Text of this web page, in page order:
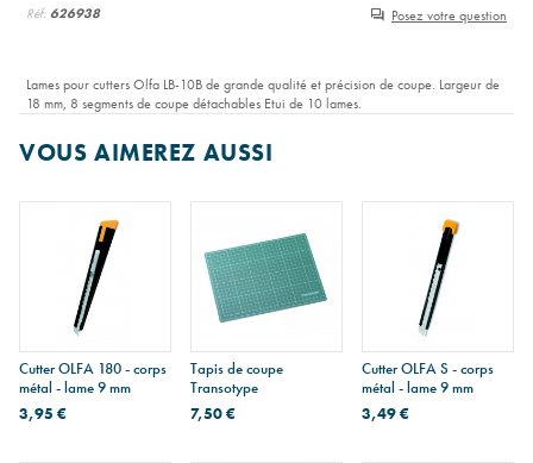
Réf: 626938 Posez votre question
Lames pour cutters Olfa LB-10B de grande qualité et précision de coupe. Largeur de
18 mm, 8 segments de coupe détachables Etui de 10 lames.
VOUS AIMEREZ AUSSI
Cutter OLFA 180 - corps
métal - lame 9 mm
3,95 €
Tapis de coupe
Transotype
7,50 €
Cutter OLFA S - corps
métal - lame 9 mm
3,49 €